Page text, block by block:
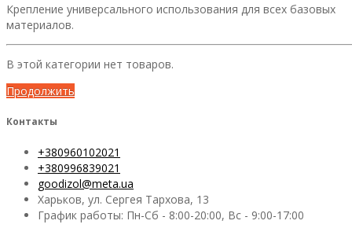
Крепление универсального использования для всех базовых
материалов.
В этой категории нет товаров.
Продолжить
Контакты
+380960102021
+380996839021
goodizol@meta.ua
Харьков, ул. Сергея Тархова, 13
График работы: Пн-Сб - 8:00-20:00, Вс - 9:00-17:00